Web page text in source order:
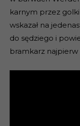
karnym przez
wskazał na
do sędziego i
bramkarz najpierw